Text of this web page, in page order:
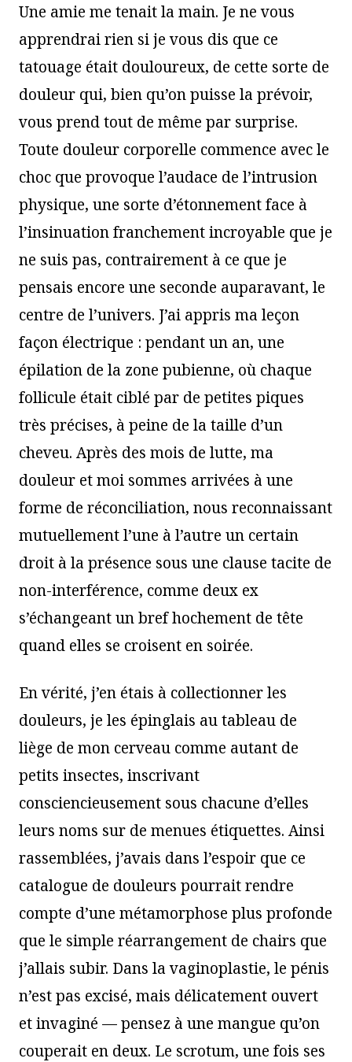
Une amie me tenait la main. Je ne vous
apprendrai rien si je vous dis que ce
tatouage était douloureux, de cette sorte de
douleur qui, bien qu’on puisse la prévoir,
vous prend tout de même par surprise.
Toute douleur corporelle commence avec le
choc que provoque l’audace de l’intrusion
physique, une sorte d’étonnement face à
l’insinuation franchement incroyable que je
ne suis pas, contrairement à ce que je
pensais encore une seconde auparavant, le
centre de l’univers. J’ai appris ma leçon
façon électrique : pendant un an, une
épilation de la zone pubienne, où chaque
follicule était ciblé par de petites piques
très précises, à peine de la taille d’un
cheveu. Après des mois de lutte, ma
douleur et moi sommes arrivées à une
forme de réconciliation, nous reconnaissant
mutuellement l’une à l’autre un certain
droit à la présence sous une clause tacite de
non-interférence, comme deux ex
s’échangeant un bref hochement de tête
quand elles se croisent en soirée.
En vérité, j’en étais à collectionner les
douleurs, je les épinglais au tableau de
liège de mon cerveau comme autant de
petits insectes, inscrivant
consciencieusement sous chacune d’elles
leurs noms sur de menues étiquettes. Ainsi
rassemblées, j’avais dans l’espoir que ce
catalogue de douleurs pourrait rendre
compte d’une métamorphose plus profonde
que le simple réarrangement de chairs que
j’allais subir. Dans la vaginoplastie, le pénis
n’est pas excisé, mais délicatement ouvert
et invaginé — pensez à une mangue qu’on
couperait en deux. Le scrotum, une fois ses